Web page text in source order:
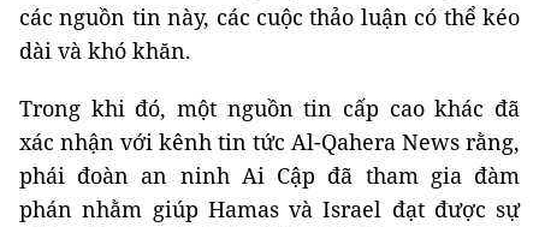
các nguồn tin này, các cuộc thảo luận có thể kéo
dài và khó khăn.
Trong khi đó, một nguồn tin cấp cao khác đã
xác nhận với kênh tin tức Al-Qahera News rằng,
phái đoàn an ninh Ai Cập đã tham gia đàm
phán nhằm giúp Hamas và Israel đạt được sự